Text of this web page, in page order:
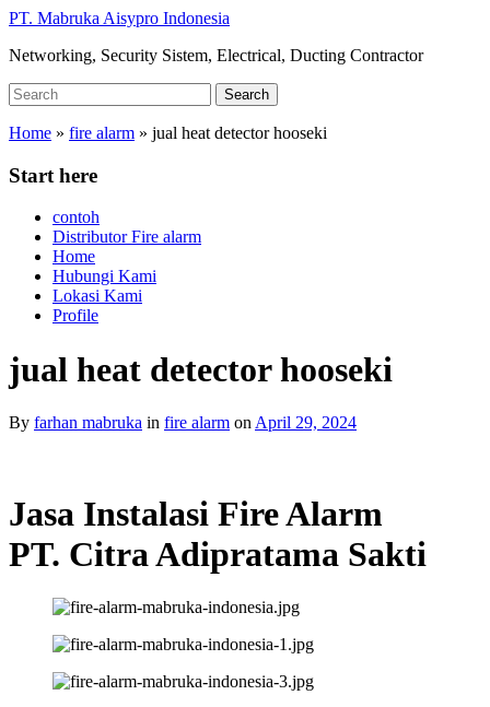
Skip
main
PT. Mabruka Aisypro Indonesia
Networking, Security Sistem, Electrical, Ducting Contractor
Search
for:
Search
Home » fire alarm » jual heat detector hooseki
Start here
contoh
Distributor Fire alarm
Home
Hubungi Kami
Lokasi Kami
Profile
jual heat detector hooseki
By farhan mabruka in fire alarm on April 29, 2024
Jasa Instalasi Fire Alarm
PT. Citra Adipratama Sakti